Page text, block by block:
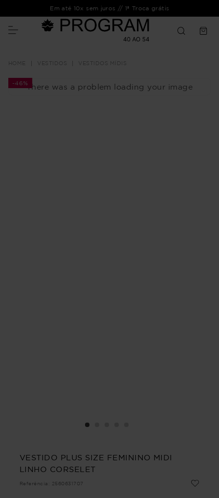
Em até 10x sem juros // 1ª Troca grátis
VESTIDOS VESTIDOS MÍDIS
There was a problem loading your image
-46%
VESTIDO PLUS SIZE FEMININO MIDI
LINHO CORSELET
Referência : 2560631707